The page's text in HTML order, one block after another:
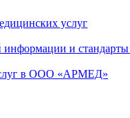
услуг
и
в ООО «АРМЕД»